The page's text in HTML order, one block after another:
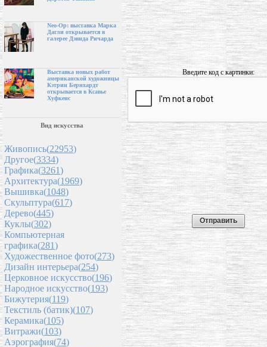
Neo-Op: выставка Марка
Дагли открывается в
галерее Дэвида Ричарда
Выставка новых работ
американской художницы
Кэтрин Бернхардт
открывается в Ксавье
Хуфкенс
Вид искусства
Живопись(22953)
Другое(3334)
Графика(3261)
Архитектура(1969)
Вышивка(1048)
Скульптура(617)
Дерево(445)
Куклы(302)
Компьютерная
графика(281)
Художественное фото(273)
Дизайн интерьера(254)
Церковное искусство(196)
Народное искусство(193)
Бижутерия(119)
Текстиль (батик)(107)
Керамика(105)
Витражи(103)
Аэрография(74)
Введите код с картинки: